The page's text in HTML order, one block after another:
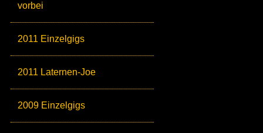
vorbei
2011 Einzelgigs
2011 Laternen-Joe
2009 Einzelgigs